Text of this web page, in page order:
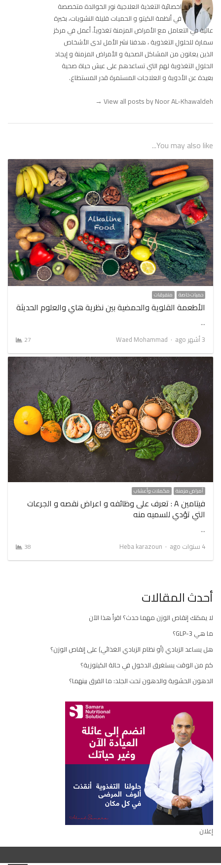
اخصائية التغذية العلاجية نور الخوالدة متخصصة
في أنظمة الكيتو و الحميات قليلة النشويات، بخبرة
عالية في التعامل مع الأمراض المزمنة تغذوياً. أعمل في مركز
سمارة للحلول التغذوية ، هدفنا نشر الأمل لدى الأشخاص
الذين يعانون من المشاكل الصحية و الأمراض المزمنة و إيجاد
الحلول التغذوية لهم التي تساعدهم على عيش حياة صحية
بعيدة عن الأدوية و العلاجات المستمرة قدر المستطاع.
View all posts by Noor AL-Khawaldeh
→
You may also like...
حميات خاصة متفرقات
الأطعمة القلوية والحمضية بين نظرية هاي والعلوم الحديثة
…
3 أشهر ago
Author
Waed Mohammad
27
أمراض مزمنة مكملات وأعشاب
فيتامين A : تعرف على وظائفه و اعراض نقصه و الجرعات
التي تؤدي للسميه منه
…
4 سنوات ago
Author
Heba karazoun
38
أحدث المقالات
لا يمكنك إنقاص الوزن مهما حدث؟ اقرأ هذا الآن
ما هي GLP-3؟
هل يساعد الزبادي (أو نظام الزبادي الغذائي) على إنقاص الوزن؟
كم من الوقت يستغرق الدخول في حالة الكيتوزية؟
الدهون الحشوية والدهون تحت الجلد: ما الفرق بينهما؟
إعلان